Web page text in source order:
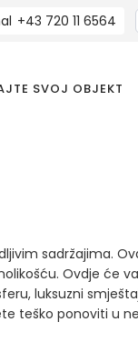
+43 720 11 6564
SVOJ OBJEKT
sadržajima.
Ovdje će
luksuzni
teško ponoviti u